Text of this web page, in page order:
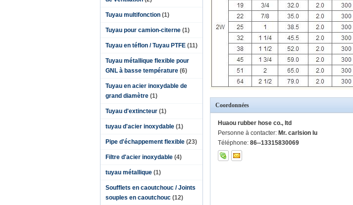
Tuyau multifonction (1)
Tuyau pour camion-citerne (1)
Tuyau en téflon / Tuyau PTFE (11)
Tuyau métallique flexible pour
GNL à basse température (6)
Tuyau en acier inoxydable de
grand diamètre (1)
Tuyau d'extincteur (1)
tuyau d'acier inoxydable (1)
Pipe d'échappement flexible (23)
Filtre d'acier inoxydable (4)
tuyau métallique (1)
Soufflets en caoutchouc / Joints
souples en caoutchouc (12)
Coordonnées
Huaou rubber hose co., ltd
Personne à contacter: Mr. carlsion lu
Téléphone: 86--13315830069